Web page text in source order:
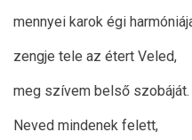
mennyei karok égi
zengje tele az étert Veled,
meg szívem belső szobáját.
Neved mindenek felett,